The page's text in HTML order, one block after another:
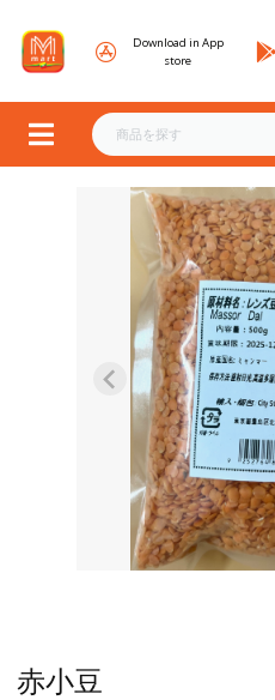
Download in App
store
赤小豆